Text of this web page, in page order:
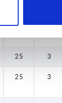
25 3
25 3
25 3